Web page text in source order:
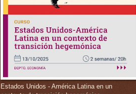
Estados Unidos - América Latina en un